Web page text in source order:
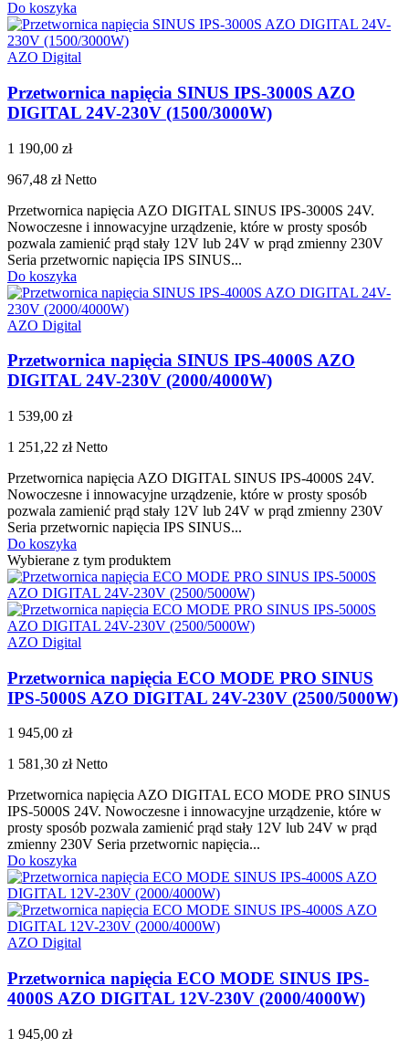
Do koszyka
AZO Digital
Przetwornica napięcia SINUS IPS-3000S AZO
DIGITAL 24V-230V (1500/3000W)
1 190,00 zł
967,48 złNetto
Przetwornica napięcia AZO DIGITAL SINUS IPS-3000S 24V.
Nowoczesne i innowacyjne urządzenie, które w prosty sposób
pozwala zamienić prąd stały 12V lub 24V w prąd zmienny 230V
Seria przetwornic napięcia IPS SINUS...
Do koszyka
AZO Digital
Przetwornica napięcia SINUS IPS-4000S AZO
DIGITAL 24V-230V (2000/4000W)
1 539,00 zł
1 251,22 złNetto
Przetwornica napięcia AZO DIGITAL SINUS IPS-4000S 24V.
Nowoczesne i innowacyjne urządzenie, które w prosty sposób
pozwala zamienić prąd stały 12V lub 24V w prąd zmienny 230V
Seria przetwornic napięcia IPS SINUS...
Do koszyka
Wybierane z tym produktem
AZO Digital
Przetwornica napięcia ECO MODE PRO SINUS
IPS-5000S AZO DIGITAL 24V-230V (2500/5000W)
1 945,00 zł
1 581,30 złNetto
Przetwornica napięcia AZO DIGITAL ECO MODE PRO SINUS
IPS-5000S 24V. Nowoczesne i innowacyjne urządzenie, które w
prosty sposób pozwala zamienić prąd stały 12V lub 24V w prąd
zmienny 230V Seria przetwornic napięcia...
Do koszyka
AZO Digital
Przetwornica napięcia ECO MODE SINUS IPS-
4000S AZO DIGITAL 12V-230V (2000/4000W)
1 945,00 zł